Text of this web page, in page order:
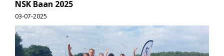
NSK Baan 2025
03-07-2025